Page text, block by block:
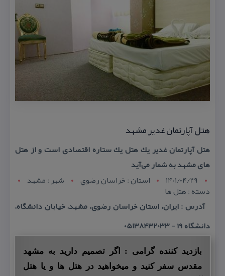
هتل آپارتمان غدیر مشهد
هتل آپارتمان غدیر یك هتل یك ستاره اقتصادی است و از هتل
های مشهد به شمار می‌آید
1401/04/29
استان : خراسان رضوي شهر : مشهد
دسته : هتل ها
آدرس : ایران، استان خراسان رضوی، مشهد، خیابان دانشگاه،
دانشگاه ۱۹ - 05138432033
بازدید کننده گرامی : اگر تصمیم دارید به مشهد
مقدس سفر کنید و میخواهید در هتل ها و یا هتل